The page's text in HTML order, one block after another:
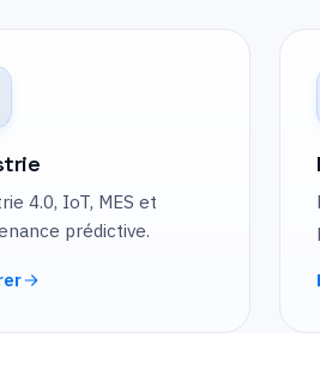
4.0, IoT, MES et
prédictive.